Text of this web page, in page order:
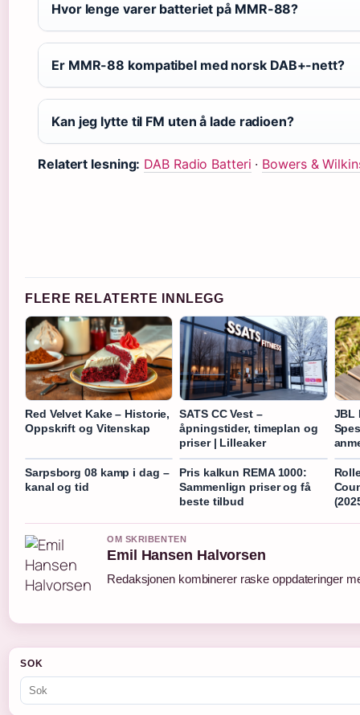
Hvor lenge varer batteriet på MMR-88?
Er MMR-88 kompatibel med norsk DAB+-nett?
Kan jeg lytte til FM uten å lade radioen?
Relatert lesning: DAB Radio Batteri · Bowers &
FLERE RELATERTE INNLEGG
Red Velvet Kake – Historie,
Oppskrift og Vitenskap
SATS CC Vest –
åpningstider, timeplan og
priser | Lilleaker
JBL
Sarpsborg 08 kamp i dag –
kanal og tid
Pris kalkun REMA 1000:
Sammenlign priser og få
beste tilbud
OM SKRIBENTEN
Emil Hansen Halvorsen
Redaksjonen kombinerer raske oppdateringer
SOK